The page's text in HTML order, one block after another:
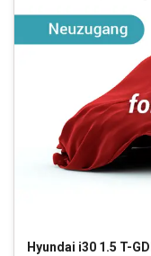
Hyundai i30 1.5 T-GDI Trend